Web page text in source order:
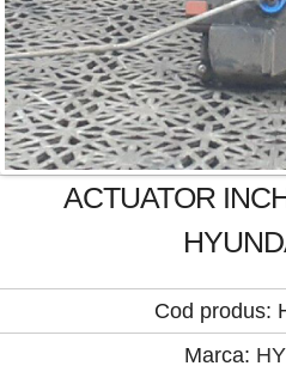
ACTUATOR
Cod produs:
Marca: